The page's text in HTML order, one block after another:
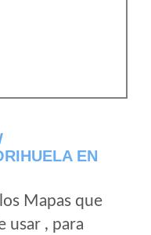
EN
Mapas que
usar , para